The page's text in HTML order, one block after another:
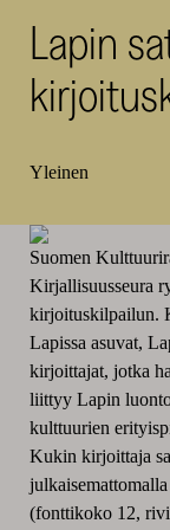
SKR
Lapin
Yleinen
Suomen
Kirjallisuusseura
kirjoituskilpailun.
Lapissa asuvat,
kirjoittajat, jotka
liittyy Lapin
kulttuurien
Kukin kirjoittaja
(fonttikoko 12,